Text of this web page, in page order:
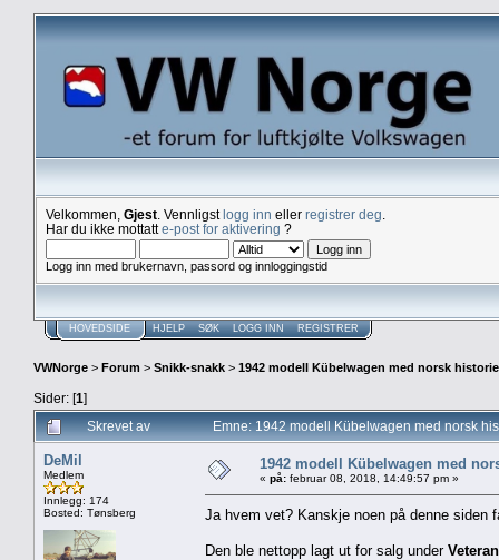
Velkommen, Gjest . Vennligstlogg inn eller registrer deg
Har du ikke mottatte-post for aktivering ?
Logg inn med brukernavn, passord og innloggingstid
HOVEDSIDE HJELP SØK LOGG INN REGISTRER
VWNorge > Forum > Snikk-snakk > 1942 modell Kübelwagen med norsk
Sider: [1]
Skrevet av
Emne: 1942 modell Kübelwagen med norsk
DeMil
Medlem
Innlegg: 174
Bosted: Tønsberg
1942 modell Kübelwagen med
« på: februar 08, 2018, 14:49:57 pm »
Ja hvem vet? Kanskje noen på denne siden
Den ble nettopp lagt ut for salg under